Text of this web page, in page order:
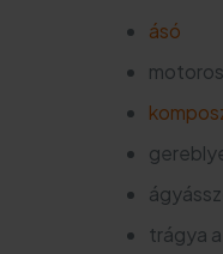
ásó
trágya